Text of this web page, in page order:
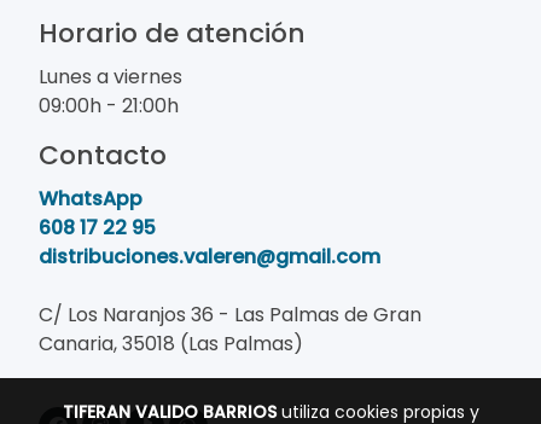
Horario de atención
Lunes a viernes
09:00h - 21:00h
Contacto
WhatsApp
608 17 22 95
distribuciones.valeren@gmail.com
C/ Los Naranjos 36 - Las Palmas de Gran
Canaria, 35018 (Las Palmas)
TIFERAN VALIDO BARRIOSutiliza cookies propias y